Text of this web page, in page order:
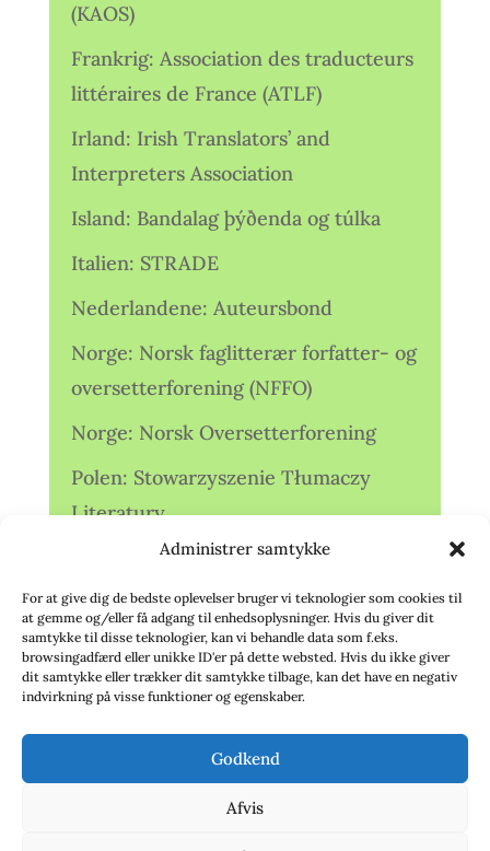
Administrer samtykke
For at give dig de bedste oplevelser bruger vi teknologier som cookies til
at gemme og/eller få adgang til enhedsoplysninger. Hvis du giver dit
samtykke til disse teknologier, kan vi behandle data som f.eks.
browsingadfærd eller unikke ID'er på dette websted. Hvis du ikke giver
dit samtykke eller trækker dit samtykke tilbage, kan det have en negativ
indvirkning på visse funktioner og egenskaber.
Godkend
Afvis
(KAOS)
Frankrig: Association des traducteurs
littéraires de France (ATLF)
Irland: Irish Translators’ and
Interpreters Association
Island: Bandalag þýðenda og túlka
Italien: STRADE
Nederlandene: Auteursbond
Norge: Norsk faglitterær forfatter- og
oversetterforening (NFFO)
Norge: Norsk Oversetterforening
Polen: Stowarzyszenie Tłumaczy
Literatury
Storbritannien: Translators
Association (TA)
Sverige: Översättarsektionen (Ö.)
Sverige: Översättarcentrum (ÖC)
deutschsprachiger Übersetzer (VdÜ)